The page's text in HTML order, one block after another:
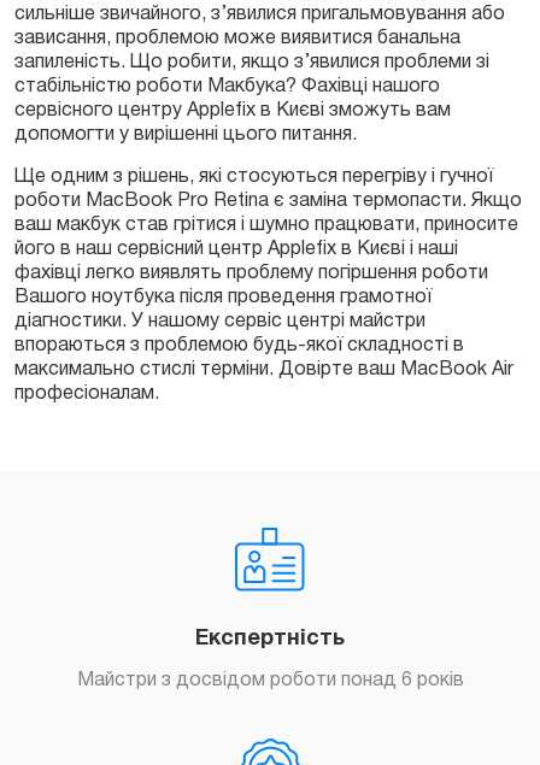
сильніше звичайного, з’явилися пригальмовування або
зависання, проблемою може виявитися банальна
запиленість. Що робити, якщо з’явилися проблеми зі
стабільністю роботи Макбука? Фахівці нашого
сервісного центру Applefix в Києві зможуть вам
допомогти у вирішенні цього питання.
Ще одним з рішень, які стосуються перегріву і гучної
роботи MacBook Pro Retina є заміна термопасти. Якщо
ваш макбук став грітися і шумно працювати, приносите
його в наш сервісний центр Applefix в Києві і наші
фахівці легко виявлять проблему погіршення роботи
Вашого ноутбука після проведення грамотної
діагностики. У нашому сервіс центрі майстри
впораються з проблемою будь-якої складності в
максимально стислі терміни. Довірте ваш MacBook Air
професіоналам.
Експертність
Майстри з досвідом роботи понад 6 років